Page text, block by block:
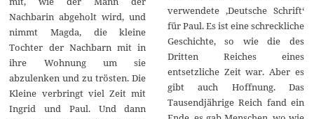
Nachbarin abgeholt wird, und
nimmt Magda, die kleine
Tochter der Nachbarn mit in
ihre Wohnung um sie
abzulenken und zu trösten. Die
Kleine verbringt viel Zeit mit
Ingrid und Paul. Und dann
verwendete ‚Deutsche Schrift‘
für Paul. Es ist eine schreckliche
Geschichte, so wie die des
Dritten Reiches eines
entsetzliche Zeit war. Aber es
gibt auch Hoffnung. Das
Tausendjährige Reich fand ein